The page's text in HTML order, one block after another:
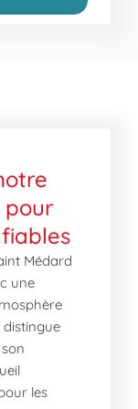
pour
Médard
une
les